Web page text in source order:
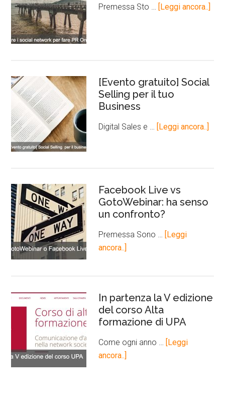
Premessa Sto … [Leggi ancora..]
[Evento gratuito] Social
Selling per il tuo
Business
Digital Sales e … [Leggi ancora..]
Facebook Live vs
GotoWebinar: ha senso
un confronto?
Premessa Sono …
[Leggi
ancora..]
In partenza la V edizione
del corso Alta
formazione di UPA
Come ogni anno …
[Leggi
ancora..]